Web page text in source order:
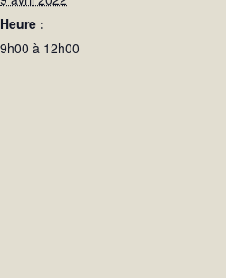
Heure :
9h00 à 12h00